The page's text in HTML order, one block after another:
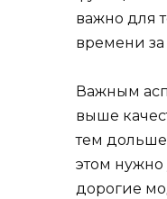
важно для
времени
Важным
выше
тем
этом нужно
дорогие